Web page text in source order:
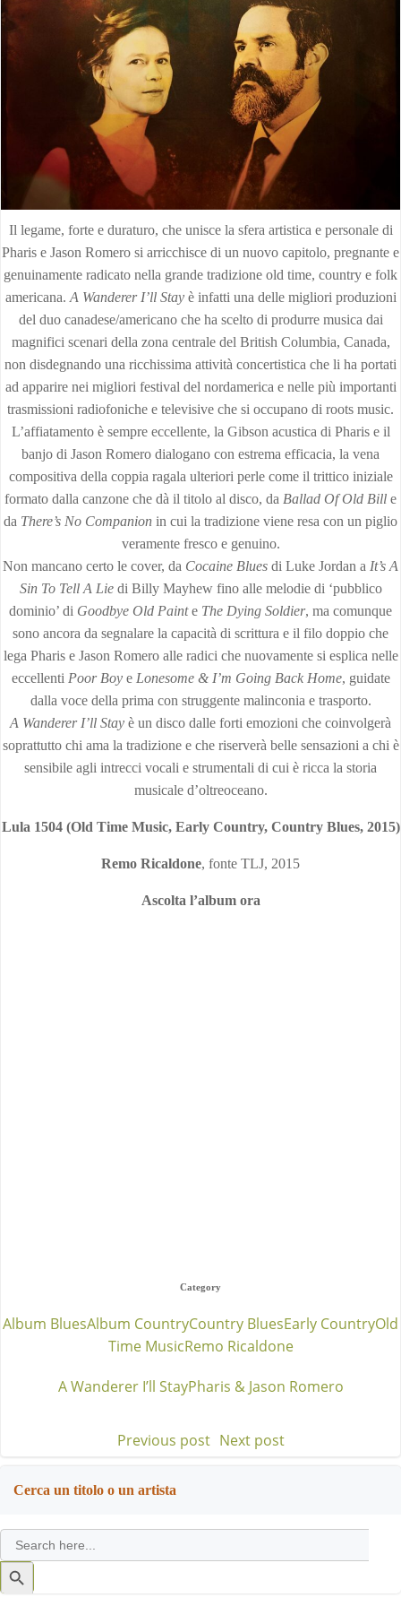
Il legame, forte e duraturo, che unisce la sfera artistica e personale di
Pharis e Jason Romero si arricchisce di un nuovo capitolo, pregnante e
genuinamente radicato nella grande tradizione old time, country e folk
americana. A Wanderer I’ll Stay è infatti una delle migliori produzioni
del duo canadese/americano che ha scelto di produrre musica dai
magnifici scenari della zona centrale del British Columbia, Canada,
non disdegnando una ricchissima attività concertistica che li ha portati
ad apparire nei migliori festival del nordamerica e nelle più importanti
trasmissioni radiofoniche e televisive che si occupano di roots music.
L’affiatamento è sempre eccellente, la Gibson acustica di Pharis e il
banjo di Jason Romero dialogano con estrema efficacia, la vena
compositiva della coppia ragala ulteriori perle come il trittico iniziale
formato dalla canzone che dà il titolo al disco, da Ballad Of Old Bill e
da There’s No Companion in cui la tradizione viene resa con un piglio
veramente fresco e genuino.
Non mancano certo le cover, da Cocaine Blues di Luke Jordan a It’s A
Sin To Tell A Liedi Billy Mayhew fino alle melodie di ‘pubblico
dominio’ di Goodbye Old Painte The Dying Soldier, ma comunque
sono ancora da segnalare la capacità di scrittura e il filo doppio che
lega Pharis e Jason Romero alle radici che nuovamente si esplica nelle
eccellenti Poor Boy e Lonesome & I’m Going Back Home, guidate
dalla voce della prima con struggente malinconia e trasporto.
A Wanderer I’ll Stay è un disco dalle forti emozioni che coinvolgerà
soprattutto chi ama la tradizione e che riserverà belle sensazioni a chi è
sensibile agli intrecci vocali e strumentali di cui è ricca la storia
musicale d’oltreoceano.
Lula 1504 (Old Time Music, Early Country, Country Blues, 2015)
Remo Ricaldone, fonte TLJ, 2015
Ascolta l’album ora
Category
Album BluesAlbum CountryCountry BluesEarly CountryOld
Time MusicRemo Ricaldone
A Wanderer I’ll StayPharis & Jason Romero
Post
navigation
Previous post Post
Next post
Cerca un titolo o un artista
Search
for:
Search
Button